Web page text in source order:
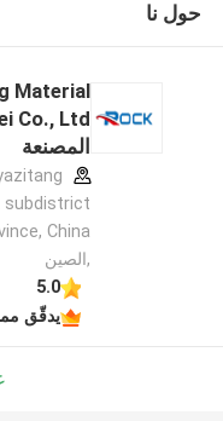
حول نا
Material
المصنعة
subdistrict
China
,الصين
5.0
يدقّق